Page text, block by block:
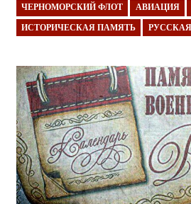
ЧЕРНОМОРСКИЙ ФЛОТ АВИАЦИЯ
ИСТОРИЧЕСКАЯ ПАМЯТЬ